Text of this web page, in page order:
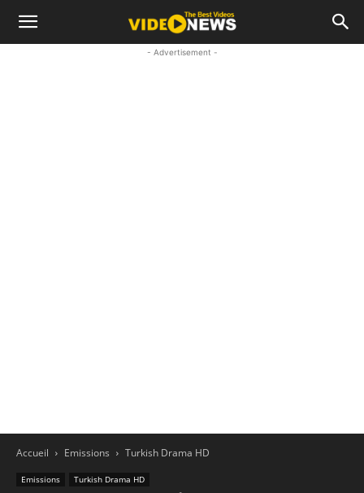
- Advertisement -
Accueil Emissions Turkish Drama HD
Emissions Turkish Drama HD